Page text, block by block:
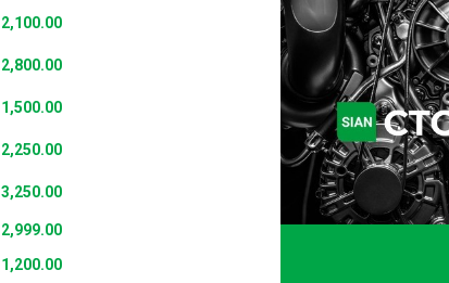
2,100.00
2,800.00
1,500.00
2,250.00
3,250.00
2,999.00
1,200.00